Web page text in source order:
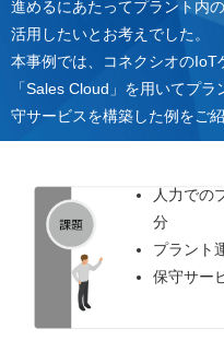
進めるにあたってプラント内
活用したいとお考えでした。
本事例では、コネクシオの
「Sales Cloud」を用いてプ
守サービスを構築した例をご紹
人力での
分
プラント
保守サー